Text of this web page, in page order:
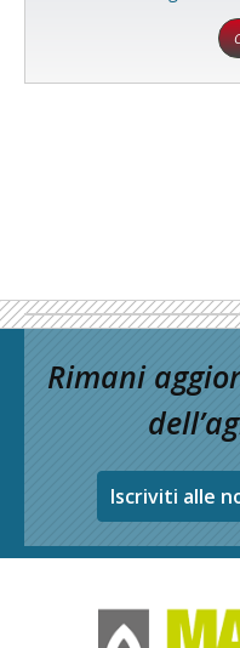
Rimani
Iscriviti alle